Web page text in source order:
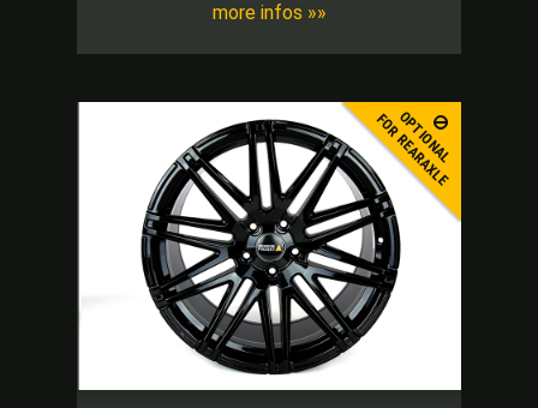
more infos »»
OPTIONAL
FOR REARAXLE